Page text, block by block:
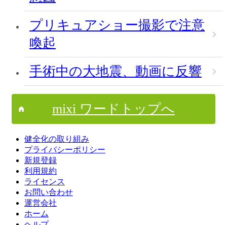
プリキュアショー撮影で注意
喚起
手術中の大地震、動画に反響
mixi ワードトップへ
健全化の取り組み
プライバシーポリシー
新規登録
利用規約
ライセンス
お問い合わせ
運営会社
ホーム